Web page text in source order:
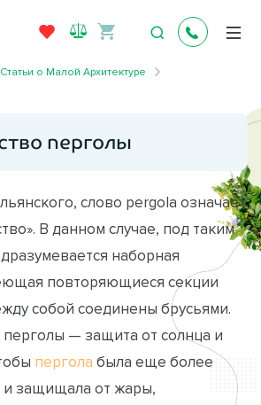
Статьи о Малой Архитектуре
перголы
слово pergola означает
В данном случае, под таким
наборная
повторяющиеся секции
собой соединены брусьями.
— защита от солнца и
пергола была еще более
защищала от жары,